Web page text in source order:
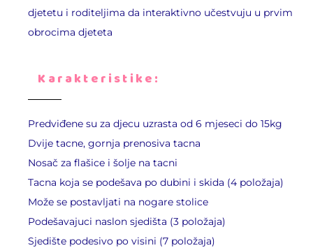
djetetu i roditeljima da interaktivno učestvuju u prvim
obrocima djeteta
Karakteristike:
Predviđene su za djecu uzrasta od 6 mjeseci do 15kg
Dvije tacne, gornja prenosiva tacna
Nosač za flašice i šolje na tacni
Tacna koja se podešava po dubini i skida (4 položaja)
Može se postavljati na nogare stolice
Podešavajuci naslon sjedišta (3 položaja)
Sjedište podesivo po visini (7 položaja)